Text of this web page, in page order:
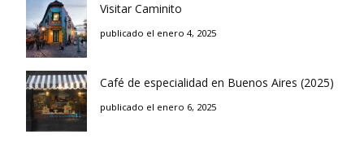
Visitar Caminito
publicado el enero 4, 2025
Café de especialidad en Buenos Aires (2025)
publicado el enero 6, 2025